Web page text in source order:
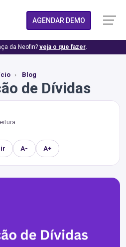
AGENDAR DEMO
da Neofin? veja o que fazer.
Blog
de Dívidas
A- A+